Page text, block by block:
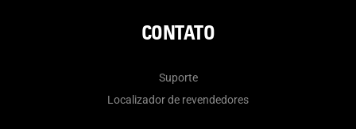
CONTATO
Suporte
Localizador de revendedores